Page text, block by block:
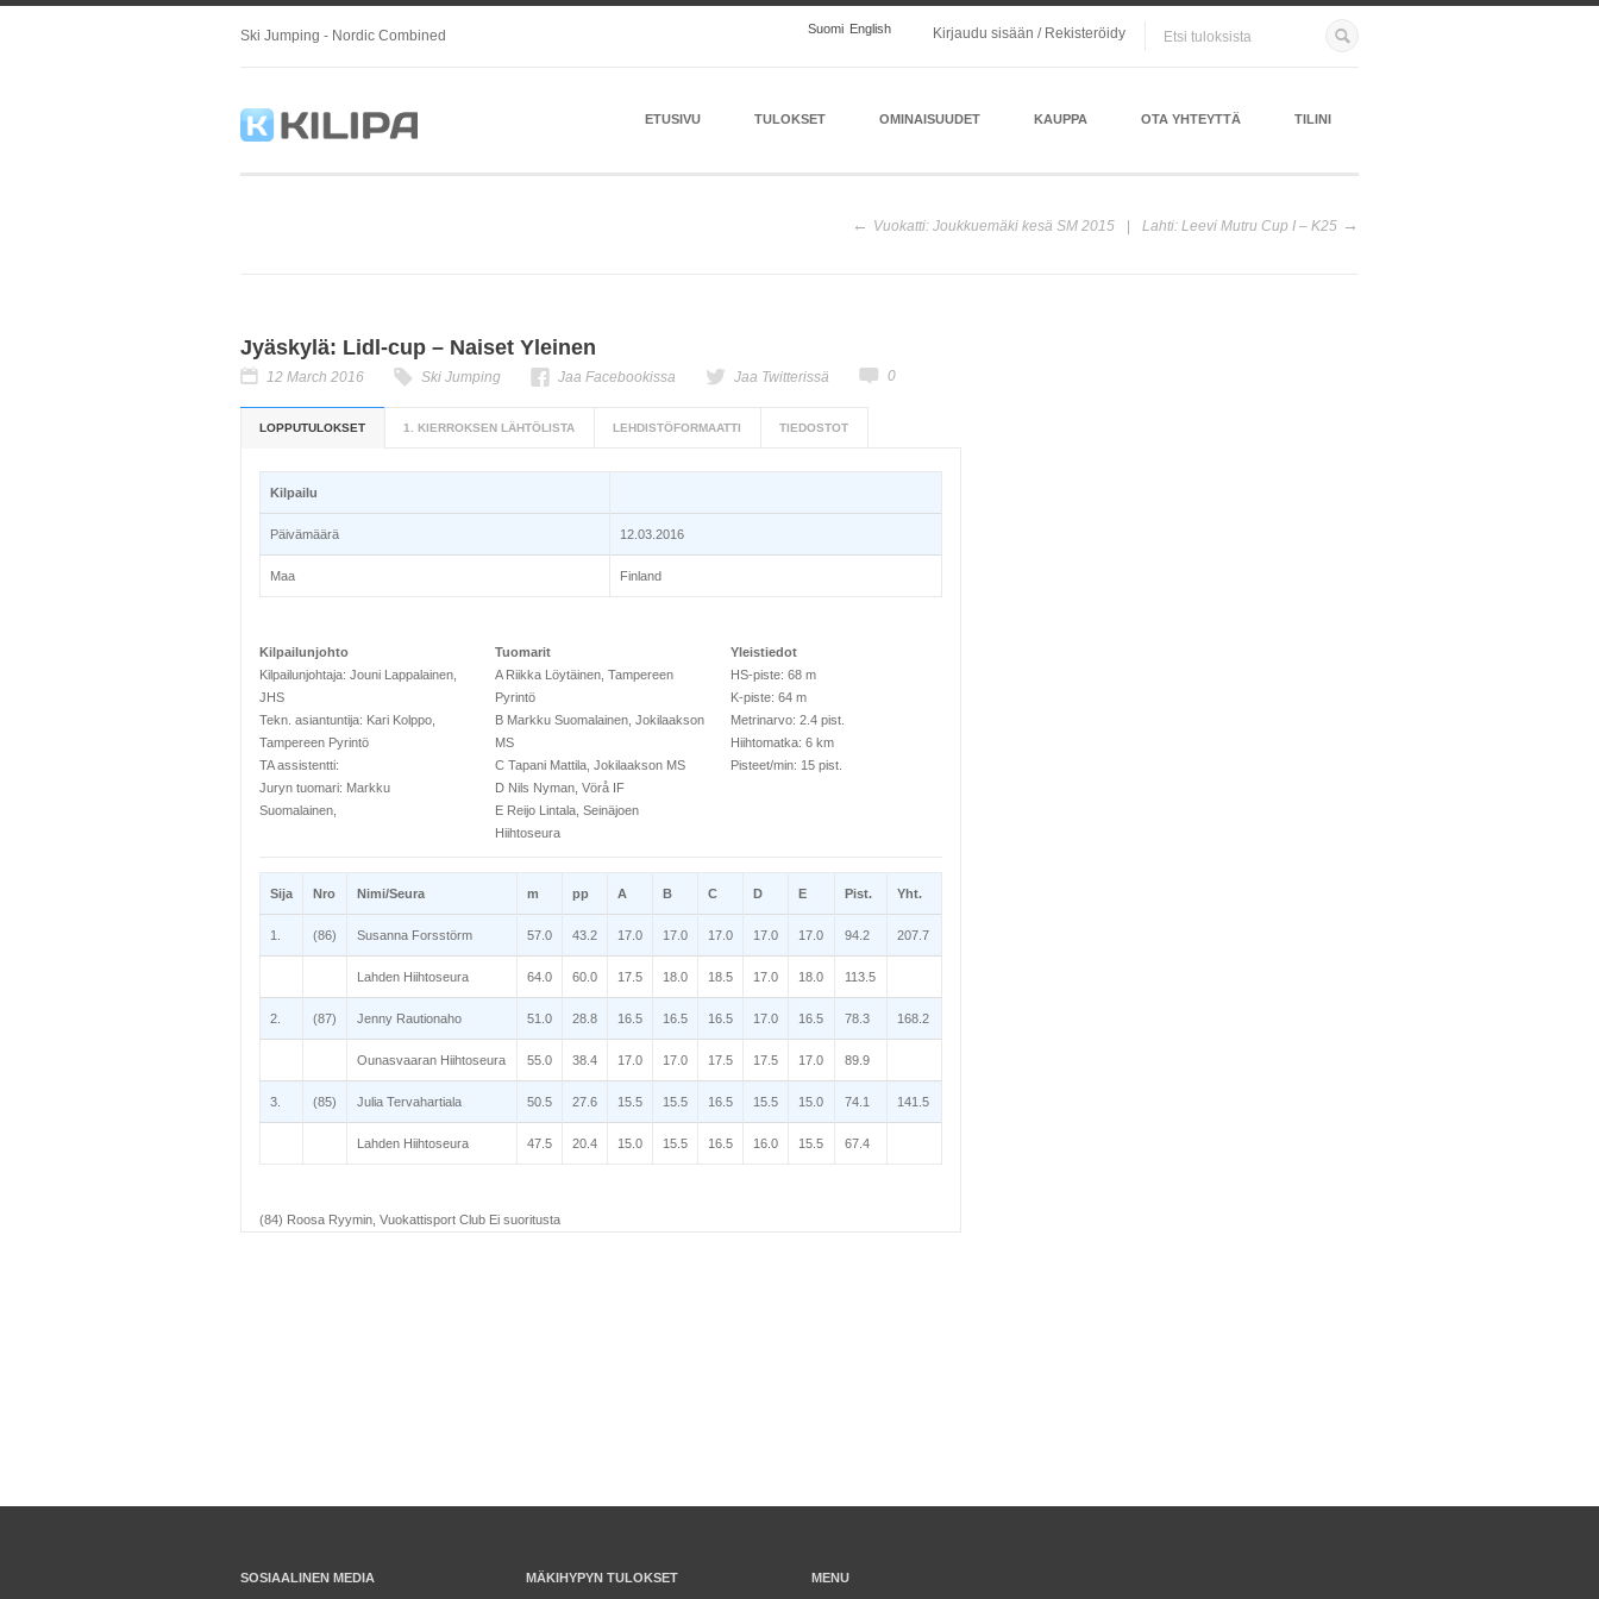
Ski Jumping - Nordic Combined Suomi English Kirjaudu sisään / Rekisteröidy
ETUSIVU TULOKSET OMINAISUUDET KAUPPA OTA YHTEYTTÄ TILINI
Vuokatti: Joukkuemäki kesä SM 2015 Lahti: Leevi Mutru Cup I – K25
Jyäskylä: Lidl-cup – Naiset Yleinen
12 March 2016 Ski Jumping Jaa Facebookissa Jaa Twitterissä 0
LOPPUTULOKSET 1. KIERROKSEN LÄHTÖLISTA LEHDISTÖFORMAATTI TIEDOSTOT
Kilpailu
Päivämäärä 12.03.2016
Maa Finland
Kilpailunjohto
Kilpailunjohtaja: Jouni Lappalainen,
JHS
Tekn. asiantuntija: Kari Kolppo,
Tampereen Pyrintö
TA assistentti:
Juryn tuomari: Markku
Suomalainen,
Tuomarit
A Riikka Löytäinen, Tampereen
Pyrintö
B Markku Suomalainen, Jokilaakson
MS
C Tapani Mattila, Jokilaakson MS
D Nils Nyman, Vörå IF
E Reijo Lintala, Seinäjoen
Hiihtoseura
Yleistiedot
HS-piste: 68 m
K-piste: 64 m
Metrinarvo: 2.4 pist.
Hiihtomatka: 6 km
Pisteet/min: 15 pist.
Sija Nro Nimi/Seura m pp A B C D E Pist. Yht.
1. (86) Susanna Forsstörm 57.0 43.2 17.0 17.0 17.0 17.0 17.0 94.2 207.7
Lahden Hiihtoseura 64.0 60.0 17.5 18.0 18.5 17.0 18.0 113.5
2. (87) Jenny Rautionaho 51.0 28.8 16.5 16.5 16.5 17.0 16.5 78.3 168.2
Ounasvaaran Hiihtoseura 55.0 38.4 17.0 17.0 17.5 17.5 17.0 89.9
3. (85) Julia Tervahartiala 50.5 27.6 15.5 15.5 16.5 15.5 15.0 74.1 141.5
Lahden Hiihtoseura 47.5 20.4 15.0 15.5 16.5 16.0 15.5 67.4
(84) Roosa Ryymin, Vuokattisport Club Ei suoritusta
SOSIAALINEN MEDIA MÄKIHYPYN TULOKSET MENU